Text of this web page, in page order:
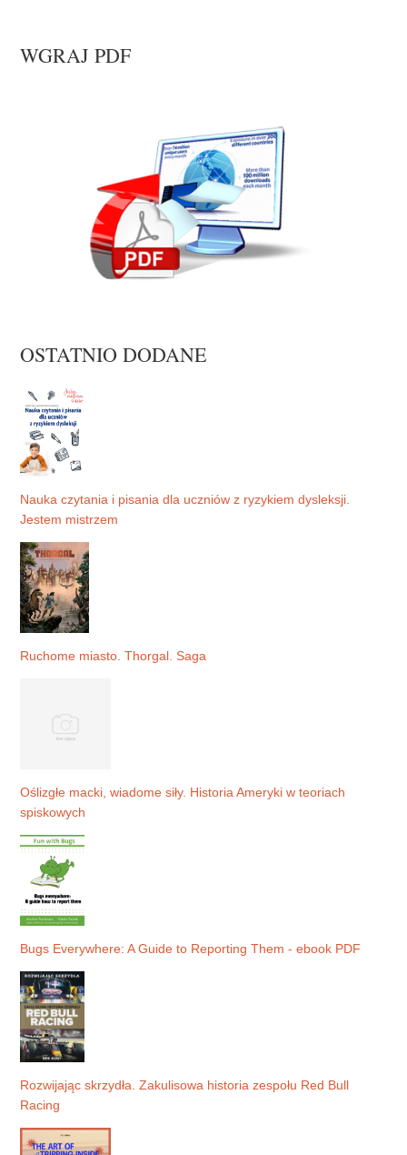
WGRAJ PDF
OSTATNIO DODANE
Nauka czytania i pisania dla uczniów z ryzykiem dysleksji.
Jestem mistrzem
Ruchome miasto. Thorgal. Saga
Oślizgłe macki, wiadome siły. Historia Ameryki w teoriach
spiskowych
Bugs Everywhere: A Guide to Reporting Them - ebook PDF
Rozwijając skrzydła. Zakulisowa historia zespołu Red Bull
Racing